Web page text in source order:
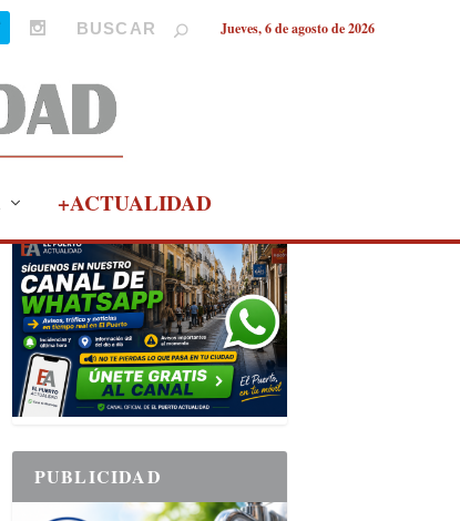
Jueves, 6 de agosto de 2026
+ACTUALIDAD
PUBLICIDAD
PUBLICIDAD